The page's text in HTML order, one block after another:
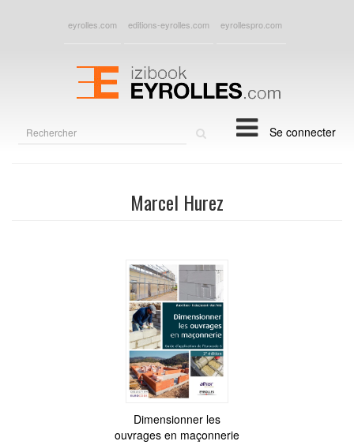
eyrolles.com editions-eyrolles.com eyrollespro.com
Se connecter
Marcel Hurez
Dimensionner les
ouvrages en maçonnerie